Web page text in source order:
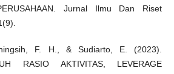
Jurnal Ilmu Dan Riset
F. H., & Sudiarto, E. (2023).
RASIO AKTIVITAS, LEVERAGE